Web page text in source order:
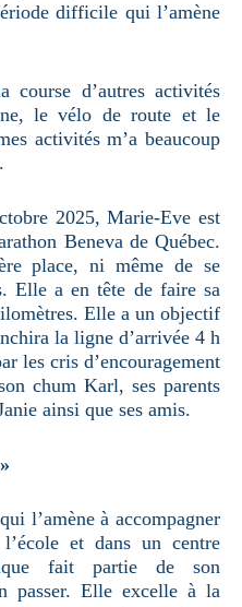
difficile qui l’amène
course d’autres activités
le vélo de route et le
activités m’a beaucoup
2025, Marie-Eve est
Beneva de Québec.
place, ni même de se
Elle a en tête de faire sa
Elle a un objectif
la ligne d’arrivée 4 h
les cris d’encouragement
chum Karl, ses parents
ainsi que ses amis.
l’amène à accompagner
et dans un centre
fait partie de son
passer. Elle excelle à la